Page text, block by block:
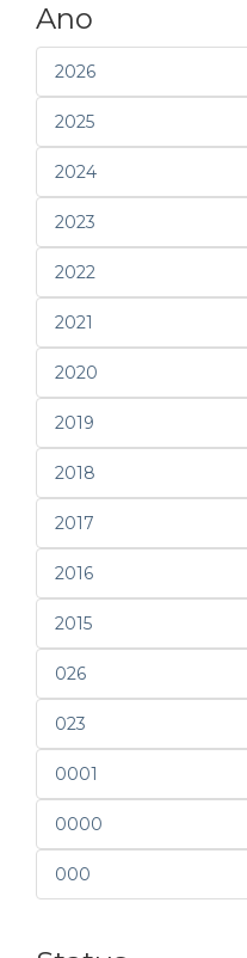
Ano
2026
2025
2024
2023
2022
2021
2020
2019
2018
2017
2016
2015
026
023
0001
0000
000